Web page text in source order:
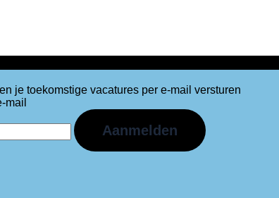
je toekomstige vacatures per e-mail versturen
mail
Aanmelden